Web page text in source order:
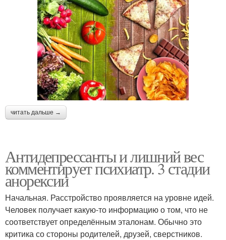
читать дальше →
Антидепрессанты и лишний вес
комментирует психиатр. 3 стадии
анорексии
Начальная. Расстройство проявляется на уровне идей.
Человек получает какую-то информацию о том, что не
соответствует определённым эталонам. Обычно это
критика со стороны родителей, друзей, сверстников.